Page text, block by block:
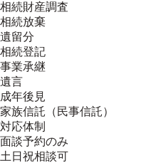
相続財産調査
相続放棄
遺留分
相続登記
事業承継
遺言
成年後見
家族信託（民事信託）
対応体制
面談予約のみ
土日祝相談可